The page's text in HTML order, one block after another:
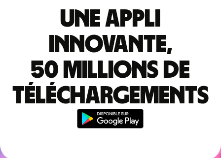
Une appli
innovante,
50 millions de
téléchargements